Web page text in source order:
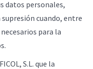
datos personales,
cuando, entre
para la
S.L. que la